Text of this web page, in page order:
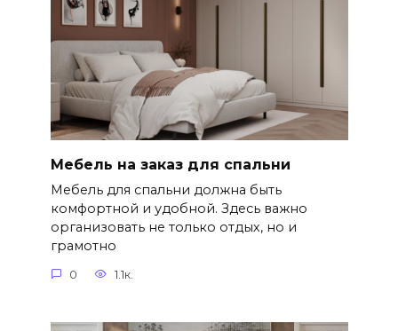
Мебель на заказ для спальни
Мебель для спальни должна быть
комфортной и удобной. Здесь важно
организовать не только отдых, но и
грамотно
0 1.1к.